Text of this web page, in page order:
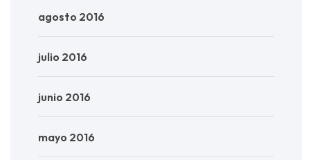
agosto 2016
julio 2016
junio 2016
mayo 2016